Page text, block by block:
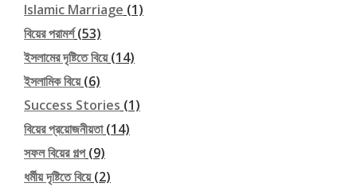
Islamic Marriage (1)
বিয়ের পরামর্শ(53)
ইসলামের দৃষ্টিতে বিয়ে(14)
ইসলামিক বিয়ে(6)
Success Stories (1)
বিয়ের প্রয়োজনীয়তা(14)
সফল বিয়ের গল্প(9)
ধর্মীয় দৃষ্টিতে বিয়ে(2)